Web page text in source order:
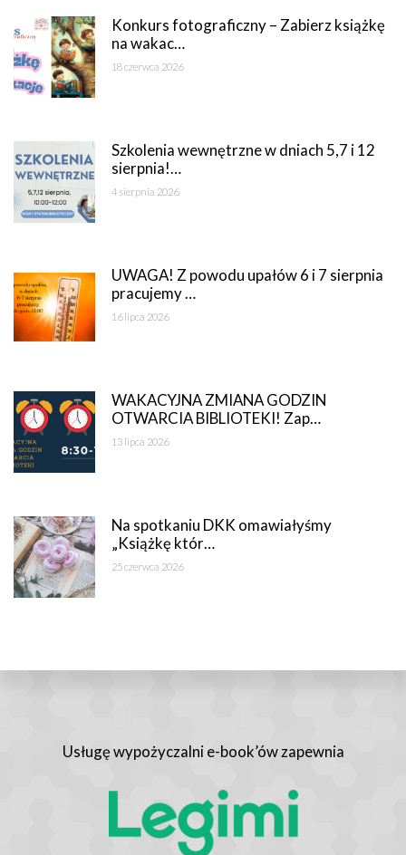
Konkurs fotograficzny – Zabierz książkę
na wakac…
18 czerwca 2026
Szkolenia wewnętrzne w dniach 5,7 i 12
sierpnia!…
4 sierpnia 2026
UWAGA! Z powodu upałów 6 i 7 sierpnia
pracujemy …
16 lipca 2026
WAKACYJNA ZMIANA GODZIN
OTWARCIA BIBLIOTEKI! Zap…
13 lipca 2026
Na spotkaniu DKK omawiałyśmy
„Książkę któr…
25 czerwca 2026
Usługę wypożyczalni e-book’ów zapewnia